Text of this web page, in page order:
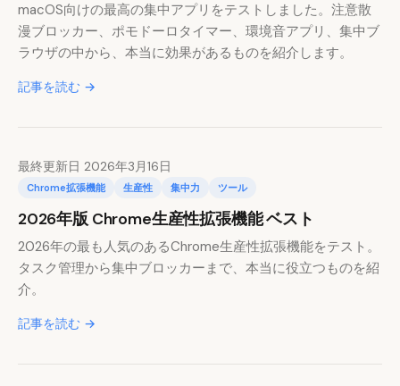
macOS向けの最高の集中アプリをテストしました。注意散
漫ブロッカー、ポモドーロタイマー、環境音アプリ、集中ブ
ラウザの中から、本当に効果があるものを紹介します。
記事を読む →
最終更新日 2026年3月16日
Chrome拡張機能 生産性 集中力 ツール
2026年版 Chrome生産性拡張機能 ベスト
2026年の最も人気のあるChrome生産性拡張機能をテスト。
タスク管理から集中ブロッカーまで、本当に役立つものを紹
介。
記事を読む →